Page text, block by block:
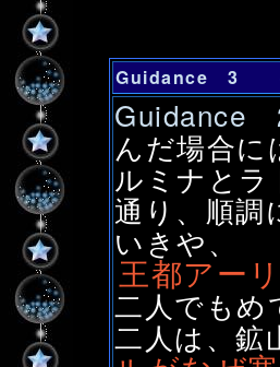
Guidance 3 ～
Guidance
んだ場合
ルミナと
通り、順調
いきや、
王都アー
二人でもめ
二人は、鉱